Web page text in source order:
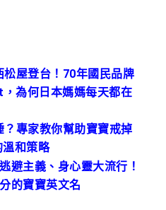
松屋登台！70年國民品牌
為何日本媽媽每天都在
專家教你幫助寶寶戒掉
溫和策略
避主義、身心靈大流行！
的寶寶英文名